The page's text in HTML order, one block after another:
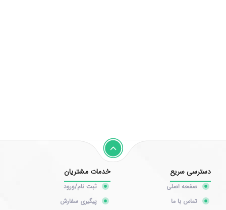
دسترسی سریع
صفحه اصلی
تماس با ما
خدمات مشتریان
ثبت نام/ورود
پیگیری سفارش